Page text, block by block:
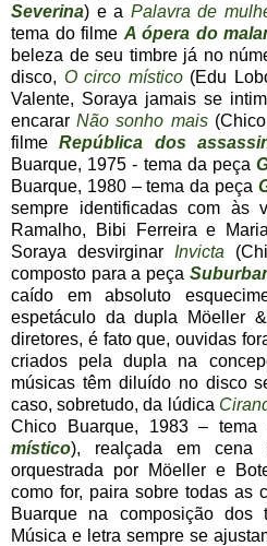
Severina) e a Palavra de
tema do filme A ópera do
beleza de seu timbre já no
disco, O circo místico(Edu
Valente, Soraya jamais se
encararNão sonho mais(Chico
filmeRepública dos
Buarque, 1975 - tema da peça
Buarque, 1980 – tema da peça
sempre identificadas com às
Ramalho, Bibi Ferreira e
Soraya desvirginar Invicta
composto para a peça
caído em absoluto
espetáculo da dupla Möeller
diretores, é fato que, ouvidas
criados pela dupla na
músicas têm diluído no disco
caso, sobretudo, da lúdica
Chico Buarque, 1983 –
místico), realçada em cena
orquestrada por Möeller e
como for, paira sobre todas as
Buarque na composição dos
Música e letra sempre se